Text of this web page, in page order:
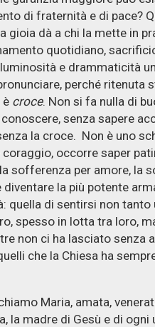
di fraternità e di pace?
gioia dà a chi la mette in
quotidiano,
e drammaticità
perché ritenuta
è croce. Non si fa nulla di
senza sapere
la croce. Non è uno
coraggio, occorre saper
sofferenza per amore, la
la più potente
quella di sentirsi non tanto
spesso in lotta tra loro,
non ci ha lasciato senza
che la Chiesa ha
Maria, amata,
la madre di Gesù e di